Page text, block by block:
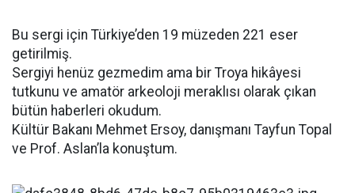
Bu sergi için Türkiye’den 19 müzeden 221 eser
getirilmiş.
Sergiyi henüz gezmedim ama bir Troya hikâyesi
tutkunu ve amatör arkeoloji meraklısı olarak çıkan
bütün haberleri okudum.
Kültür Bakanı Mehmet Ersoy, danışmanı Tayfun Topal
ve Prof. Aslan’la konuştum.